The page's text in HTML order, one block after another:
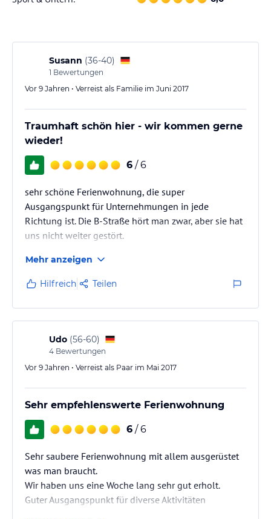
Susann (36-40)
1 Bewertungen
Vor 9 Jahren • Verreist als Familie im Juni 2017
Traumhaft schön hier - wir kommen gerne
wieder!
6 / 6
sehr schöne Ferienwohnung, die super
Ausgangspunkt für Unternehmungen in jede
Richtung ist. Die B-Straße hört man zwar, aber sie hat
uns nicht weiter gestört.
Mehr anzeigen
Hilfreich Teilen
Udo (56-60)
4 Bewertungen
Vor 9 Jahren • Verreist als Paar im Mai 2017
Sehr empfehlenswerte Ferienwohnung
6 / 6
Sehr saubere Ferienwohnung mit allem ausgerüstet
was man braucht.
Wir haben uns eine Woche lang sehr gut erholt.
Guter Ausgangspunkt für diverse Aktivitäten